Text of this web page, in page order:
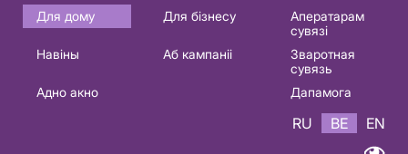
Основная
навигация
Для дому Для бізнесу
Аператарам
сувязі
Навіны
Аб кампаніі
Зваротная
сувязь
Адно акно
Дапамога
RU BE EN